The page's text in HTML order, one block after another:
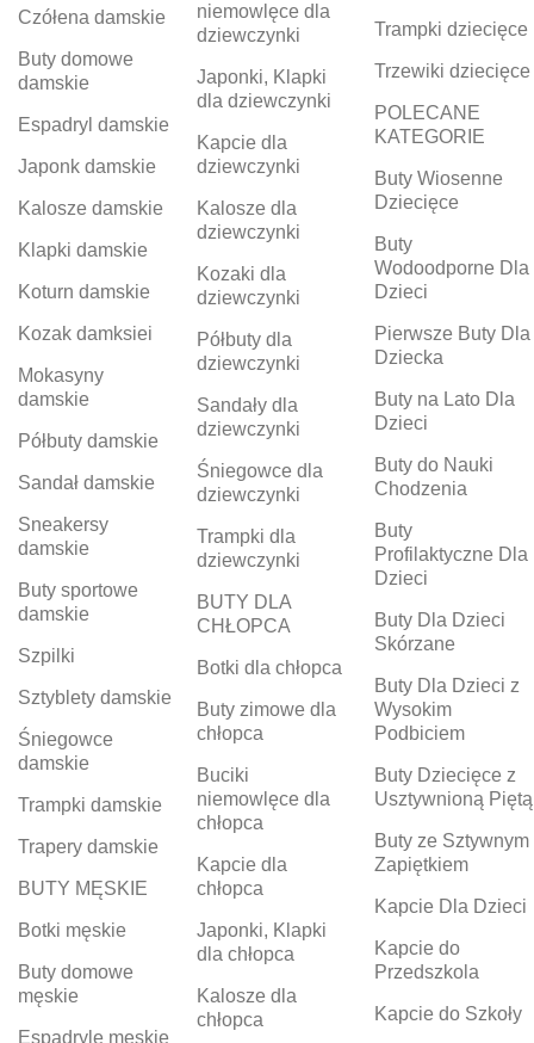
Czółena damskie
Buty domowe
damskie
Espadryl damskie
Japonk damskie
Kalosze damskie
Klapki damskie
Koturn damskie
Kozak damksiei
Mokasyny
damskie
Półbuty damskie
Sandał damskie
Sneakersy
damskie
Buty sportowe
damskie
Szpilki
Sztyblety damskie
Śniegowce
damskie
Trampki damskie
Trapery damskie
BUTY MĘSKIE
Botki męskie
Buty domowe
męskie
Espadryle męskie
niemowlęce dla
dziewczynki
Japonki, Klapki
dla dziewczynki
Kapcie dla
dziewczynki
Kalosze dla
dziewczynki
Kozaki dla
dziewczynki
Półbuty dla
dziewczynki
Sandały dla
dziewczynki
Śniegowce dla
dziewczynki
Trampki dla
dziewczynki
BUTY DLA
CHŁOPCA
Botki dla chłopca
Buty zimowe dla
chłopca
Buciki
niemowlęce dla
chłopca
Kapcie dla
chłopca
Japonki, Klapki
dla chłopca
Kalosze dla
chłopca
Trampki dziecięce
Trzewiki dziecięce
POLECANE
KATEGORIE
Buty Wiosenne
Dziecięce
Buty
Wodoodporne Dla
Dzieci
Pierwsze Buty Dla
Dziecka
Buty na Lato Dla
Dzieci
Buty do Nauki
Chodzenia
Buty
Profilaktyczne Dla
Dzieci
Buty Dla Dzieci
Skórzane
Buty Dla Dzieci z
Wysokim
Podbiciem
Buty Dziecięce z
Usztywnioną Piętą
Buty ze Sztywnym
Zapiętkiem
Kapcie Dla Dzieci
Kapcie do
Przedszkola
Kapcie do Szkoły